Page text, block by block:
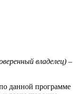
владелец) –
данной программе